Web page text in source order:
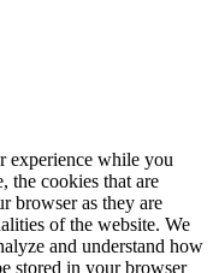
experience while you
the cookies that are
browser as they are
of the website. We
and understand how
stored in your browser